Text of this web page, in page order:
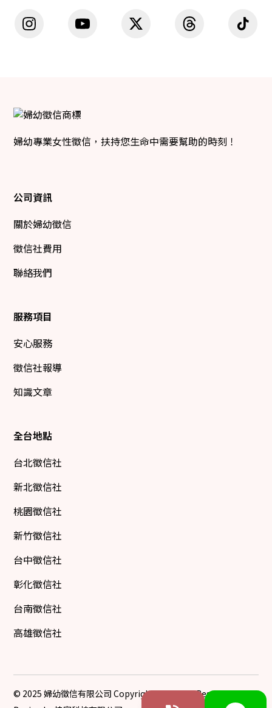
婦幼專業女性徵信，扶持您生命中需要幫助的時刻！
公司資訊
關於婦幼徵信
徵信社費用
聯絡我們
服務項目
安心服務
徵信社報導
知識文章
全台地點
台北徵信社
新北徵信社
桃園徵信社
新竹徵信社
台中徵信社
彰化徵信社
台南徵信社
高雄徵信社
© 2025 婦幼徵信有限公司 Copyright All Rights Reserved